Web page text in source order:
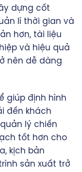
dựng cốt
lí thời gian và
hơn, tài liệu
và hiệu quả
nên dễ dàng
giúp định hình
đến khách
lý chiến
tốt hơn cho
kịch bản
sản xuất trở